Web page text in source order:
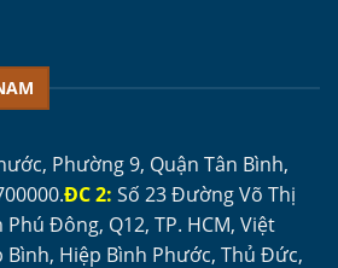
Phường 9, Quận Tân Bình,
ĐC 2: Số 23 Đường Võ Thị
Đông, Q12, TP. HCM, Việt
Bình, Hiệp Bình Phước, Thủ Đức,